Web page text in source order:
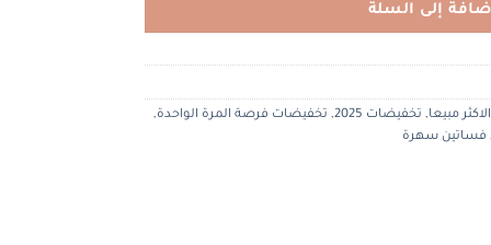
إلى السلة
مبيعا, تخفيضات 2025 , تخفيضات فرصة المرة الواحدة,
, فساتين سهرة